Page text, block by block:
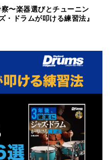
〜楽器選びとチューニン
ドラムが叩ける練習法』